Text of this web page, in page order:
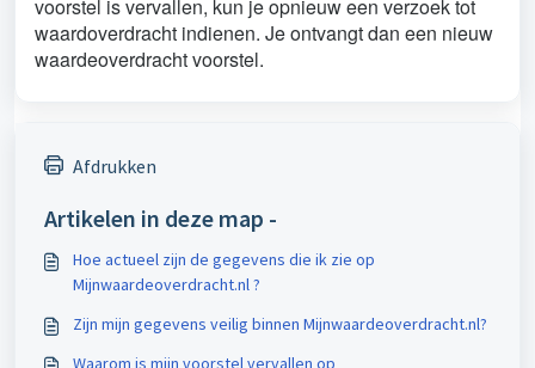
voorstel is vervallen, kun je opnieuw een verzoek tot
waardoverdracht indienen. Je ontvangt dan een nieuw
waardeoverdracht voorstel.
Afdrukken
Artikelen in deze map -
Hoe actueel zijn de gegevens die ik zie op
Mijnwaardeoverdracht.nl ?
Zijn mijn gegevens veilig binnen Mijnwaardeoverdracht.nl?
Waarom is mijn voorstel vervallen op